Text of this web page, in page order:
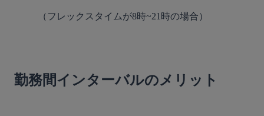
（フレックスタイムが8時~21時の場合）
勤務間インターバルのメリット